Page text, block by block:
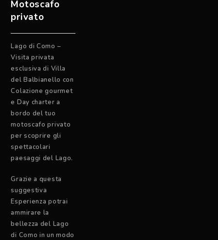
Motoscafo
privato
Lago di Como –
Visita privata
esclusiva di Villa
del Balbianello con
Colazione gourmet
e Day charter a
bordo del tuo
motoscafo privato
per scoprire gli
spettacolari
paesaggi del Lago.
Grazie a questa
suggestiva
Esperienza potrai
ammirare la
bellezza del Lago
di Como in un modo